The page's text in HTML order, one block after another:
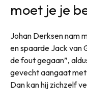
moet je je
Johan Derksen nam
en spaarde Jack van
de fout gegaan”,
gevecht aangaat
Dan kan hij zichzelf